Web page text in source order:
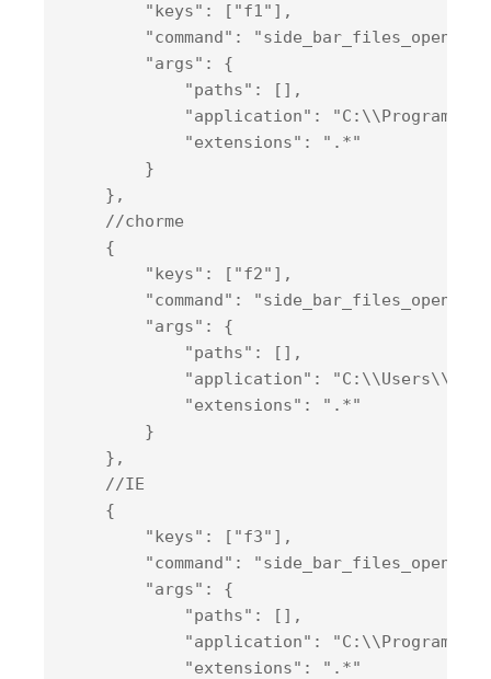
        "
keys": [ "f1" ] ,
        "
command":
        "
args": {
            "
paths": [] ,
            "
application":
"C:\\Program
            "
extensions":
".*"
}
},
    //chorme
    {
        "
keys": [ "f2" ] ,
        "
command":
        "
args": {
            "
paths": [] ,
            "
application":
            "
extensions":
".*"
}
},
    //IE
    {
        "
keys": [ "f3" ] ,
        "
command":
        "
args": {
            "
paths": [] ,
            "
application":
"C:\\Program
            "
extensions":
".*"